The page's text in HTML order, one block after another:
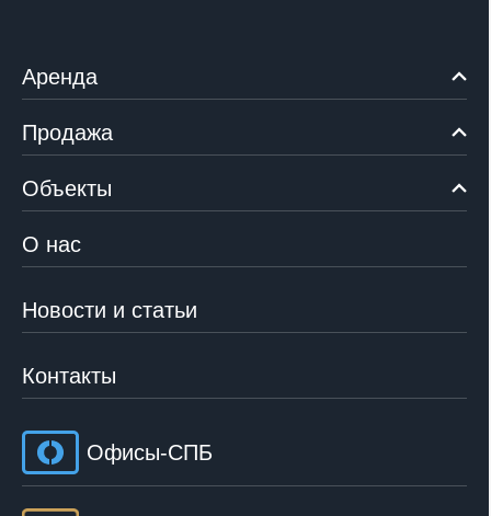
Аренда
Продажа
Объекты
О нас
Новости и статьи
Контакты
Офисы-СПБ